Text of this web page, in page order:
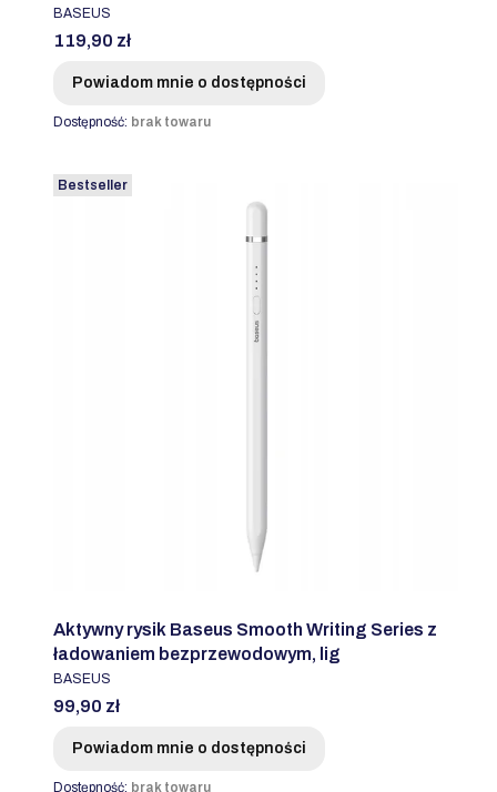
PRODUCENT
BASEUS
Cena
119,90 zł
Powiadom mnie o dostępności
Dostępność: brak towaru
Bestseller
Aktywny rysik Baseus Smooth Writing Series z
ładowaniem bezprzewodowym, lig
PRODUCENT
BASEUS
Cena
99,90 zł
Powiadom mnie o dostępności
Dostępność: brak towaru